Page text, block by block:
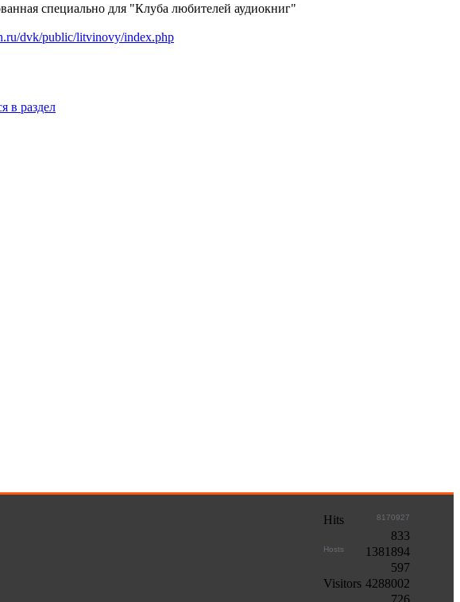
специально для "Клуба любителей аудиокниг"
dvk/public/litvinovy/index.php
в раздел
Hits 8170927
833
Hosts
1381894
597
Visitors 4288002
726